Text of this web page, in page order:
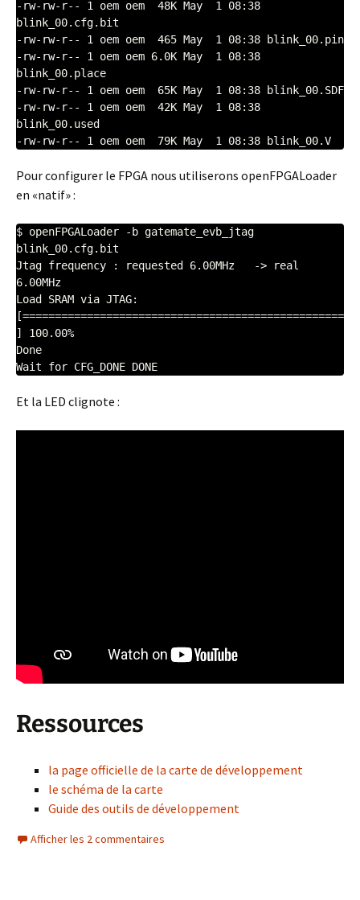
-rw-rw-r-- 1 oem oem  48K May  1 08:38
blink_00.cfg.bit
-rw-rw-r-- 1 oem oem  465 May  1 08:38 blink_00.pin
-rw-rw-r-- 1 oem oem 6.0K May  1 08:38
blink_00.place
-rw-rw-r-- 1 oem oem  65K May  1 08:38 blink_00.SDF
-rw-rw-r-- 1 oem oem  42K May  1 08:38
blink_00.used
Pour configurer le FPGA nous utiliserons openFPGALoader
en «natif» :
$ openFPGALoader -b gatemate_evb_jtag
blink_00.cfg.bit
Jtag frequency : requested 6.00MHz   -> real
6.00MHz
Load SRAM via JTAG:
[==================================================
] 100.00%
Done
Et la LED clignote :
Ressources
la page officielle de la carte de développement
le schéma de la carte
Guide des outils de développement
Afficher les 2 commentaires